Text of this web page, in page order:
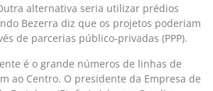
alternativa seria utilizar prédios
Bezerra diz que os projetos poderiam
de parcerias público-privadas (PPP).
é o grande números de linhas de
ao Centro. O presidente da Empresa de